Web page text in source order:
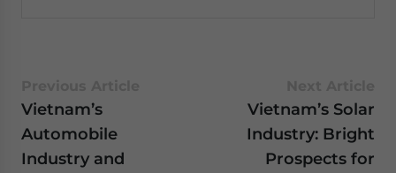
Vietnam’s
Automobile
Industry and
Vietnam’s Solar
Industry: Bright
Prospects for